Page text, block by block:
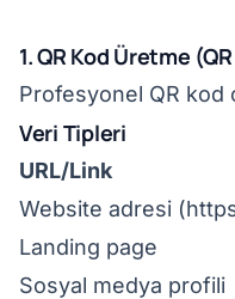
1. QR Kod Üretme
Profesyonel QR kod
Veri Tipleri
URL/Link
Website adresi (
Landing page
Sosyal medya profili